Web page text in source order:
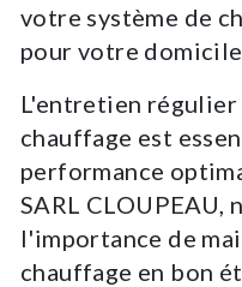
votre système de
pour votre
L'entretien régulier
chauffage est
performance
SARL CLOUPEAU,
l'importance de
chauffage en bon